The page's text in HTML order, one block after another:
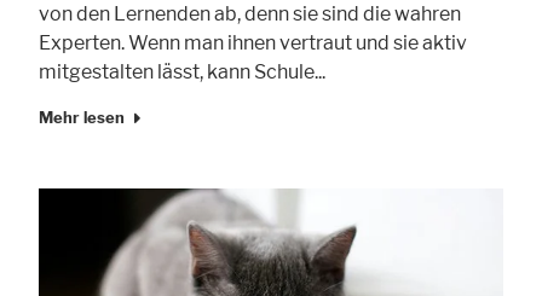
von den Lernenden ab, denn sie sind die wahren
Experten. Wenn man ihnen vertraut und sie aktiv
mitgestalten lässt, kann Schule...
Mehr lesen